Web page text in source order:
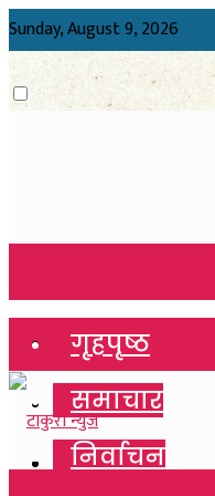
Sunday, August 9, 2026
गृहपृष्ठ
समाचार
निर्वाचन
गृहपृष्ठ
समाचार
निर्वाचन